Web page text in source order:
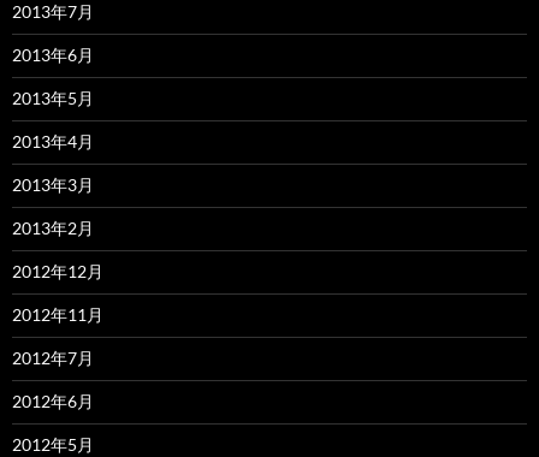
2013年7月
2013年6月
2013年5月
2013年4月
2013年3月
2013年2月
2012年12月
2012年11月
2012年7月
2012年6月
2012年5月